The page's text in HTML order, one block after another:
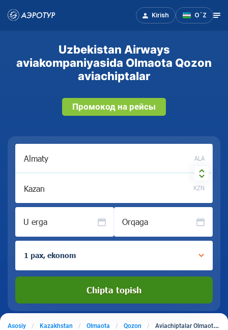
Kirish O`Z
Uzbekistan Airways
aviakompaniyasida Olmaota Qozon
aviachiptalar
Промокод на рейсы
ALA
KZN
U erga Orqaga
1 pax, ekonom
Chipta topish
Asosiy Kazakhstan Olmaota Qozon Aviachiptalar Olmaotadan Qozonga